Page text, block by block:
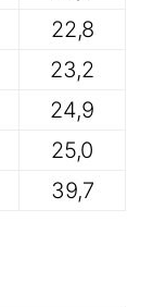
22,8
23,2
24,9
25,0
39,7